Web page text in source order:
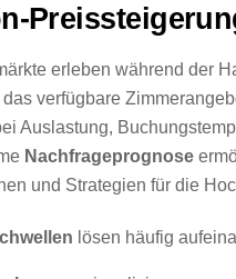
erleben während der
verfügbare
Auslastung,
Nachfrageprognose
und Strategien für die
lösen häufig